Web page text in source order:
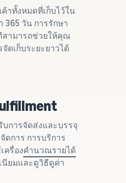
าทั้งหมดที่เก็บไว้ใน
365 วัน การรักษา
ามารถช่วยให้คุณ
ดเก็บระยะยาวได้
การจัดส่งและบรรจุ
ดการ การบริการ
ครื่องคำนวณรายได้
นียมและดูวิธีดูค่า